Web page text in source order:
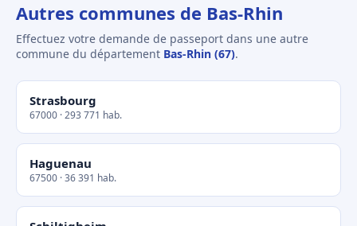
Autres communes de Bas-Rhin
Effectuez votre demande de passeport dans une autre
commune du département Bas-Rhin (67).
Strasbourg
67000 · 293 771 hab.
Haguenau
67500 · 36 391 hab.